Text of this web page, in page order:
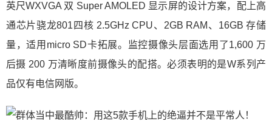
英尺WXVGA 双 Super AMOLED 显示屏的设计方案，配上高
通芯片骁龙801四核 2.5GHz CPU、2GB RAM、16GB 存储
量，适用micro SD卡拓展。监控摄像头层面选用了1,600 万
后摄 200 万清晰度前摄像头的配搭。必须表明的是W系列产
品仅有电信网版。